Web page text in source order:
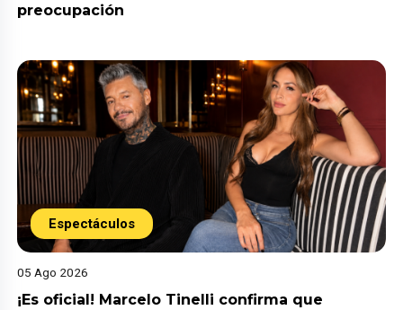
preocupación
Espectáculos
05 Ago 2026
¡Es oficial! Marcelo Tinelli confirma que